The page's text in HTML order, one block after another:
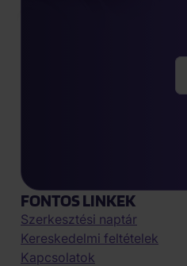
FONTOS LINKEK
Szerkesztési naptár
Kereskedelmi feltételek
Kapcsolatok